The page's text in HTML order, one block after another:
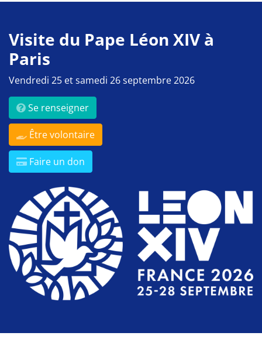
Visite du Pape Léon XIV à
Paris
Vendredi 25 et samedi 26 septembre 2026
Se renseigner
Être volontaire
Faire un don